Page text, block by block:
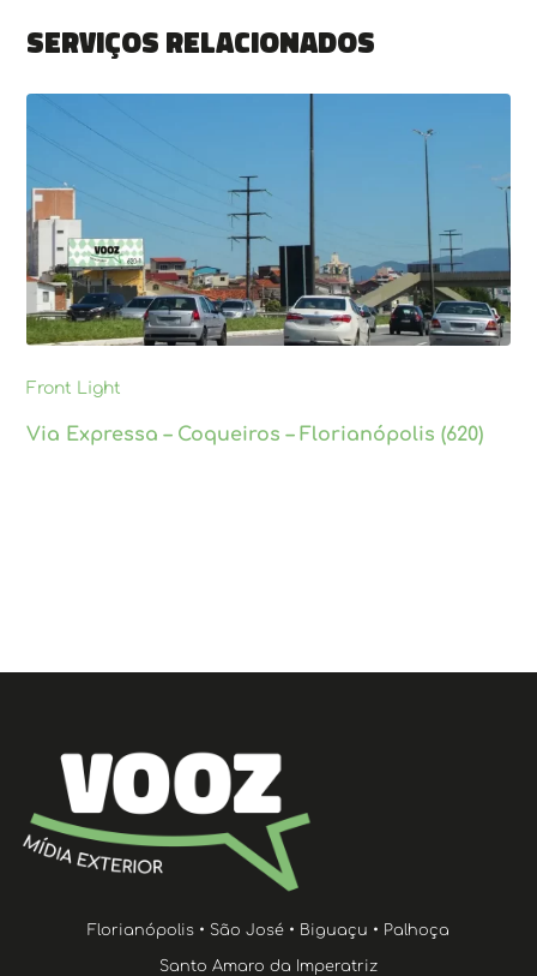
Serviços relacionados
Front Light
Via Expressa – Coqueiros – Florianópolis (620)
Florianópolis • São José • Biguaçu • Palhoça
Santo Amaro da Imperatriz